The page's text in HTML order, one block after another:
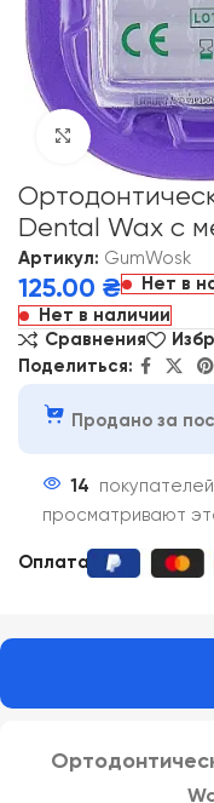
Click to
Dental Wax с
Артикул: GumWosk
125.00 ₴
Нет в
Нет в наличии
Сравнения
Поделиться:
Продано за
14
просматривают
Оплата: